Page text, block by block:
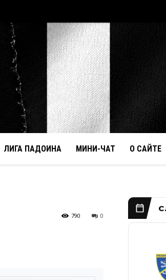
ЛИГА ПАДОИНА МИНИ-ЧАТ О САЙТЕ
0
790